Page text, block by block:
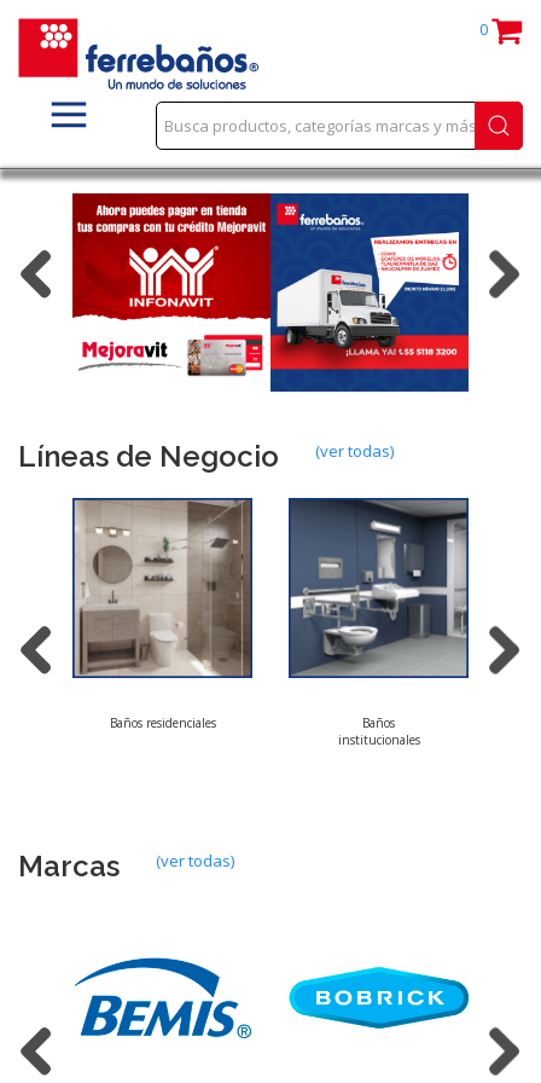
0
Líneas de Negocio (ver todas)
Baños residenciales
Baños
institucionales
Marcas (ver todas)